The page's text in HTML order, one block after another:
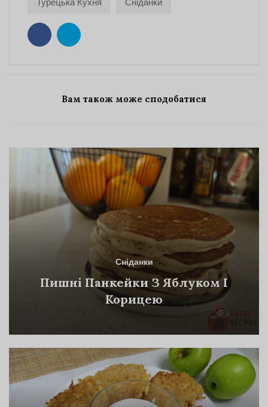
Вам також може сподобатися
Сніданки
Пишні Панкейки З Яблуком І
Корицею